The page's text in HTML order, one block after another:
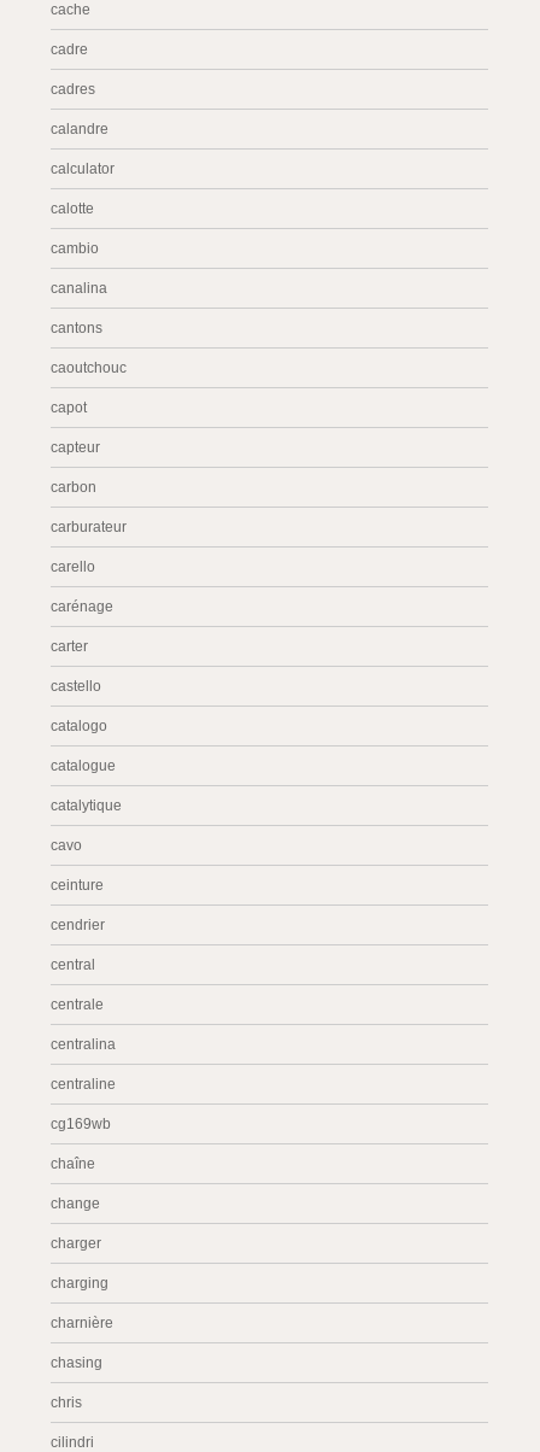
cache
cadre
cadres
calandre
calculator
calotte
cambio
canalina
cantons
caoutchouc
capot
capteur
carbon
carburateur
carello
carénage
carter
castello
catalogo
catalogue
catalytique
cavo
ceinture
cendrier
central
centrale
centralina
centraline
cg169wb
chaîne
change
charger
charging
charnière
chasing
chris
cilindri